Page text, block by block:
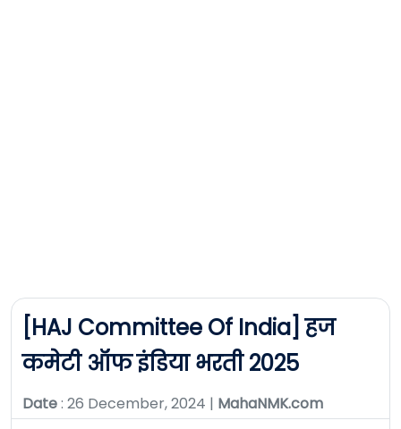
[HAJ Committee Of India] हज
कमेटी ऑफ इंडिया भरती 2025
Date: 26 December, 2024 | MahaNMK.com